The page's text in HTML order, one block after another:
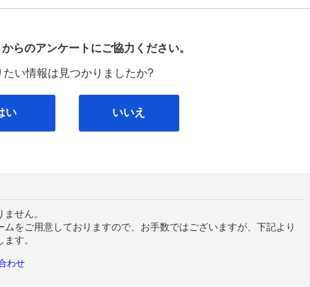
病院なび
からのアンケートにご協力ください。
たい情報は見つかりましたか?
い いいえ
せん。
をご用意しておりますので、お手数ではございますが、下記より
す。
わせ